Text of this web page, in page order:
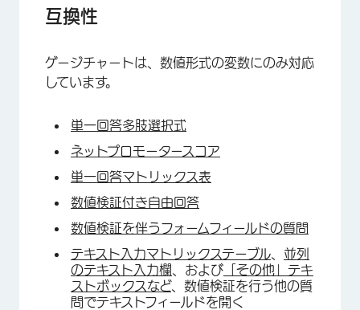
互換性
ゲージチャートは、数値形式の変数にのみ対応
しています。
単一回答多肢選択式
ネットプロモータースコア
単一回答マトリックス表
数値検証付き自由回答
数値検証を伴うフォームフィールドの質問
テキスト入力マトリックステーブル
並列
のテキスト入力欄
、および 「その他」テキ
ストボックスなど、数値検証を行う他の質
問でテキストフィールドを開く